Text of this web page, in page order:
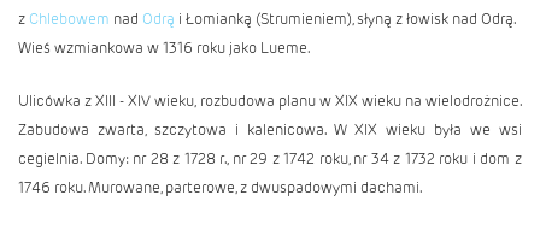
z Chlebowem nad Odrą i Łomianką (Strumieniem), słyną z łowisk nad Odrą.
Wieś wzmiankowa w 1316 roku jako Lueme.
Ulicówka z XIII - XIV wieku, rozbudowa planu w XIX wieku na wielodrożnice.
Zabudowa zwarta, szczytowa i kalenicowa. W XIX wieku była we wsi
cegielnia. Domy: nr 28 z 1728 r., nr 29 z 1742 roku, nr 34 z 1732 roku i dom z
1746 roku. Murowane, parterowe, z dwuspadowymi dachami.